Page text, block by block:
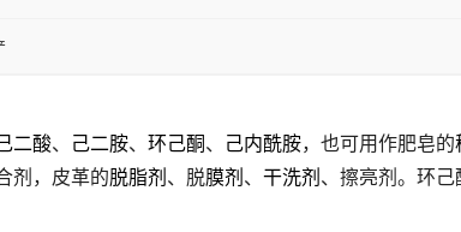
二酸、 己二胺、 环己酮、 己内酰胺，也可用作肥皂的
剂，皮革的脱脂剂 、脱膜剂 、 干洗剂 、擦亮剂。环己